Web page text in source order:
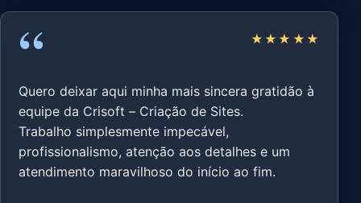
“ ★★★★★
Quero deixar aqui minha mais sincera gratidão à
equipe da Crisoft – Criação de Sites.
Trabalho simplesmente impecável,
profissionalismo, atenção aos detalhes e um
atendimento maravilhoso do início ao fim.